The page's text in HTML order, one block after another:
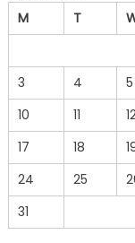
M
T
3
4 5
10
11
17
18
24
25
31